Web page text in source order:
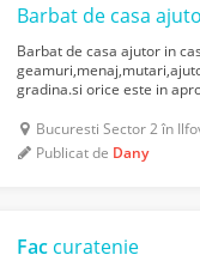
Barbat de casa
Barbat de casa ajutor in
gradina.si orice este in
Bucuresti Sector 2 în
Publicat de Dany
Fac curatenie